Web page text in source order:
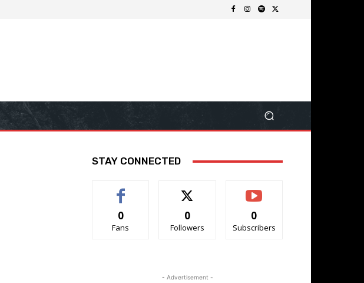
STAY CONNECTED
0
Fans
0
Followers
0
Subscribers
- Advertisement -